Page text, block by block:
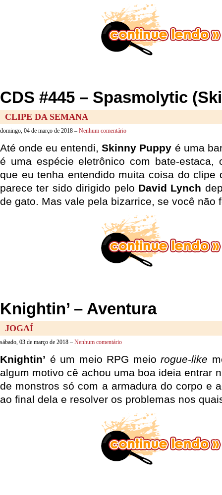
CDS #445 – Spasmolytic
CLIPE DA SEMANA
domingo, 04 de março de 2018 – Nenhum comentário
Até onde eu entendi,Skinny Puppy é uma
é uma espécie eletrônico com bate-estaca,
que eu tenha entendido muita coisa do clipe
parece ter sido dirigido pelo David Lynch
de gato. Mas vale pela bizarrice, se você não
Knightin’ – Aventura
JOGAÍ
sábado, 03 de março de 2018 – Nenhum comentário
Knightin’ é um meio RPG meiorogue-like
algum motivo cê achou uma boa ideia entrar
de monstros só com a armadura do corpo e
ao final dela e resolver os problemas nos